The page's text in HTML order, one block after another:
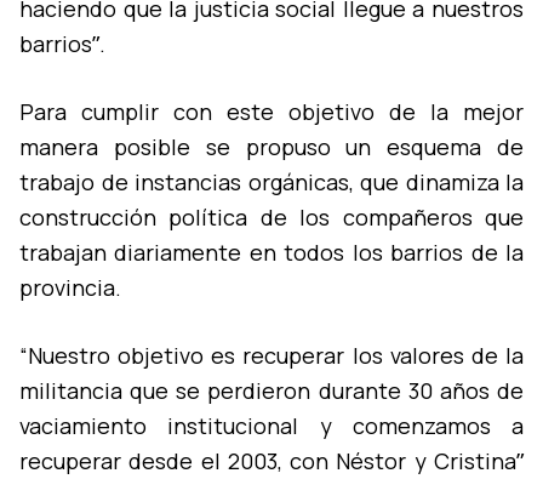
haciendo que la justicia social llegue a nuestros
barriosˮ.
Para cumplir con este objetivo de la mejor
manera posible se propuso un esquema de
trabajo de instancias orgánicas, que dinamiza la
construcción polí­tica de los compañeros que
trabajan diariamente en todos los barrios de la
provincia.
“Nuestro objetivo es recuperar los valores de la
militancia que se perdieron durante 30 años de
vaciamiento institucional y comenzamos a
recuperar desde el 2003, con Néstor y Cristinaˮ